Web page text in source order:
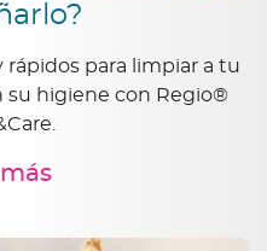
rápidos para limpiar a tu
su higiene con Regio®